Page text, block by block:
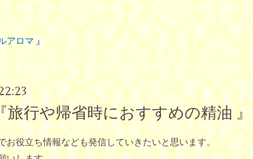
アロマ 』
旅行や帰省時におすすめの精油 』
お役立ち情報なども発信していきたいと思います。